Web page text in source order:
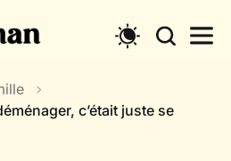
c’était juste se